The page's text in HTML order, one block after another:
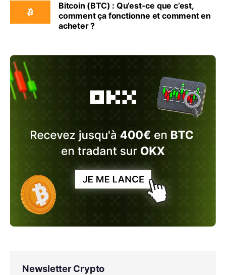
Bitcoin (BTC) : Qu’est-ce que c’est,
comment ça fonctionne et comment en
acheter ?
Newsletter Crypto